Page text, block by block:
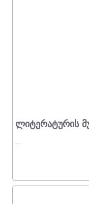
Ლიტერატურის
...